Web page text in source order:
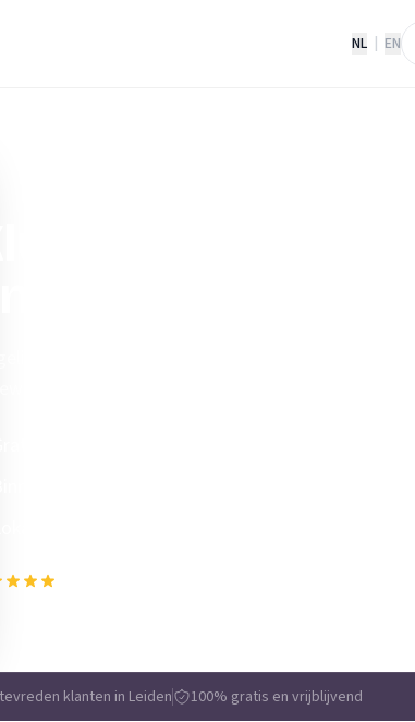
NL EN
bespaar
de beste klusjesmannen in Leiden. Ontvang
en kies de klusjesman die bij je past.
en vrijblijvend
24 uur reactie
vakmensen
klanten in Leiden 100% gratis en vrijblijvend